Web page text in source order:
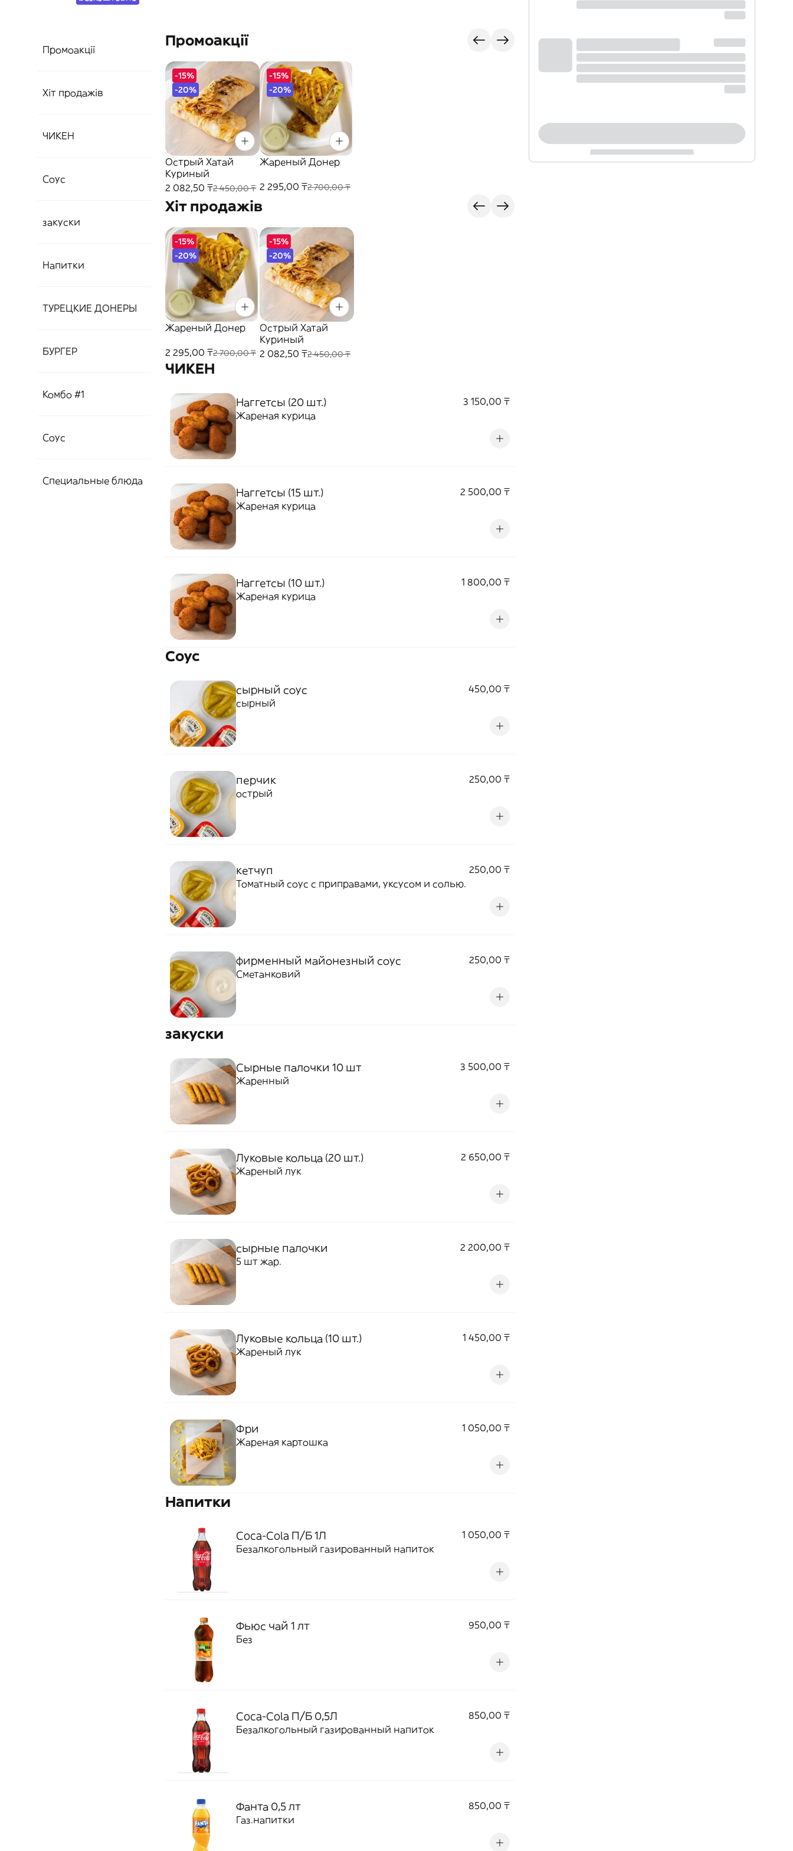
Промоакції
Хіт продажів
ЧИКЕН
Соус
закуски
Напитки
ТУРЕЦКИЕ ДОНЕРЫ
БУРГЕР
Комбо #1
Соус
Специальные блюда
Промоакції
-15%
-20%
Острый Хатай
Куриный
2 082,50 ₸2 450,00 ₸
-15%
-20%
Жареный Донер
2 295,00 ₸2 700,00 ₸
Хіт продажів
-15%
-20%
Жареный Донер
2 295,00 ₸2 700,00 ₸
-15%
-20%
Острый Хатай
Куриный
2 082,50 ₸2 450,00 ₸
ЧИКЕН
Наггетсы (20 шт.)
3 150,00 ₸
Жареная курица
Наггетсы (15 шт.)
2 500,00 ₸
Жареная курица
Наггетсы (10 шт.)
1 800,00 ₸
Жареная курица
Соус
сырный соус
450,00 ₸
сырный
перчик
250,00 ₸
острый
кетчуп
250,00 ₸
Томатный соус с приправами, уксусом и солью.
фирменный майонезный соус
250,00 ₸
Сметанковий
закуски
Сырные палочки 10 шт
3 500,00 ₸
Жаренный
Луковые кольца (20 шт.)
2 650,00 ₸
Жареный лук
сырные палочки
2 200,00 ₸
5 шт жар.
Луковые кольца (10 шт.)
1 450,00 ₸
Жареный лук
Фри
1 050,00 ₸
Жареная картошка
Напитки
Coca-Cola П/Б 1Л
1 050,00 ₸
Безалкогольный газированный напиток
Фьюс чай 1 лт
950,00 ₸
Без
Coca-Cola П/Б 0,5Л
850,00 ₸
Безалкогольный газированный напиток
Фанта 0,5 лт
850,00 ₸
Газ.напитки